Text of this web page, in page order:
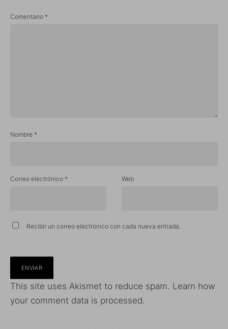
Comentario *
Nombre *
Correo electrónico * Web
Recibir un correo electrónico con cada nueva entrada.
This site uses Akismet to reduce spam. Learn how
your comment data is processed.